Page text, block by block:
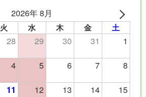
2026年 8月
火 水 木 金 土
28 29 30 31
1
4 5 6 7
8
11 12 13 14 15